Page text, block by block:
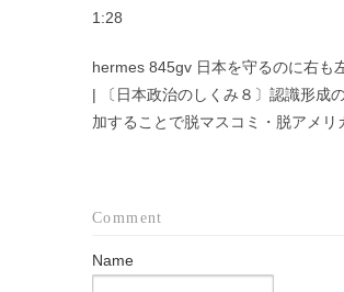
1:28
hermes 845gv 日本を守るのに右も
| 〔日本政治のしくみ８〕認識形成
加することで脱マスコミ・脱アメリ
Comment
Name